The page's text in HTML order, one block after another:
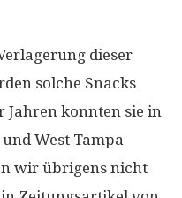
dieser
solche Snacks
Jahren konnten sie in
West Tampa
wir übrigens nicht